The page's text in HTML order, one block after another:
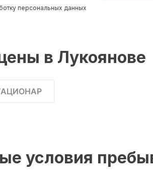
персональных данных
в Лукоянове
условия